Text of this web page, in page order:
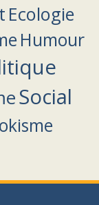
Ecologie
Humour
Social